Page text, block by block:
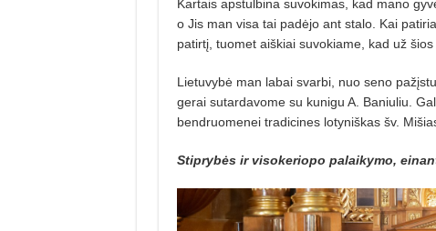
Kartais apstulbina suvokimas, kad mano
o Jis man visa tai padėjo ant stalo. Kai
patirtį, tuomet aiškiai suvokiame, kad už
Lietuvybė man labai svarbi, nuo seno
gerai sutardavome su kunigu A. Baniuliu.
bendruomenei tradicines lotyniškas šv.
Stiprybės ir visokeriopo palaikymo,